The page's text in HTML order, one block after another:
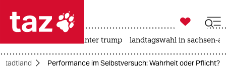
 taz zahl ich
taz zahl ich

taz zahl ich
usa unter trump landtagswahl in sachsen-
Stadtland Performance im Selbstversuch: Wahrheit oder Pflicht?